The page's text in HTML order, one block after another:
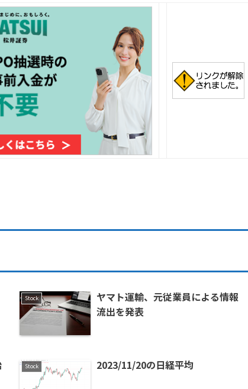
Stock
ヤマト運輸、元従業員による情報
流出を発表
Stock 2023/11/20の日経平均